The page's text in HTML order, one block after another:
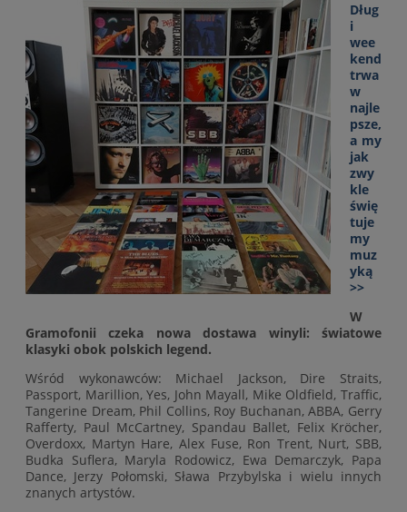
Dług
i
wee
kend
trwa
w
najle
psze,
a my
jak
zwy
kle
świę
tuje
my
muz
yką
>>
W
Gramofonii czeka nowa dostawa winyli: światowe
klasyki obok polskich legend.
Wśród wykonawców: Michael Jackson, Dire Straits,
Passport, Marillion, Yes, John Mayall, Mike Oldfield, Traffic,
Tangerine Dream, Phil Collins, Roy Buchanan, ABBA, Gerry
Rafferty, Paul McCartney, Spandau Ballet, Felix Kröcher,
Overdoxx, Martyn Hare, Alex Fuse, Ron Trent, Nurt, SBB,
Budka Suflera, Maryla Rodowicz, Ewa Demarczyk, Papa
Dance, Jerzy Połomski, Sława Przybylska i wielu innych
znanych artystów.